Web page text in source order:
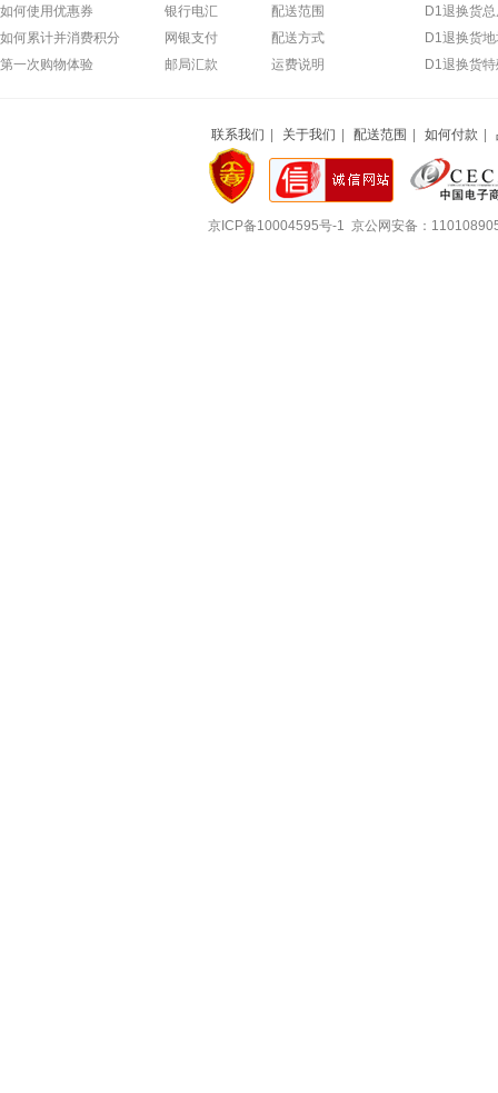
如何使用优惠券
如何累计并消费积分
第一次购物体验
银行电汇
网银支付
邮局汇款
配送范围
配送方式
运费说明
D1退换货
D1退换货
D1退换货
联系我们 关于我们 配送范围 如何付款
京ICP备10004595号-1 京公网安备：